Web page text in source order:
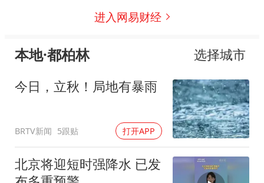
进入网易财经
本地·都柏林
选择城市
今日，立秋！局地有暴雨
BRTV新闻 5跟贴 打开APP
北京将迎短时强降水 已发